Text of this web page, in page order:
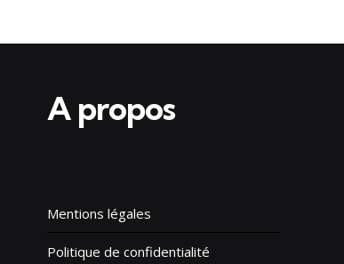
A propos
Mentions légales
Politique de confidentialité